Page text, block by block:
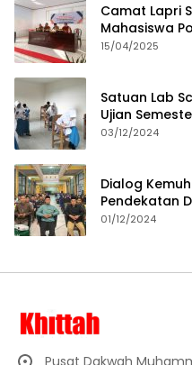
Camat Lapri
Mahasiswa
15/04/2025
Satuan Lab
Ujian
Proses
03/12/2024
Dialog
Pendekatan
01/12/2024
Pusat Dakwah